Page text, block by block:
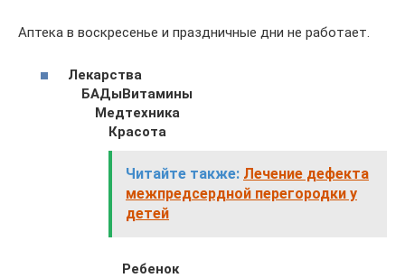
Аптека в воскресенье и праздничные дни не работает.
Лекарства
БАДыВитамины
Медтехника
Красота
Читайте также: Лечение дефекта
межпредсердной перегородки у
детей
Ребенок